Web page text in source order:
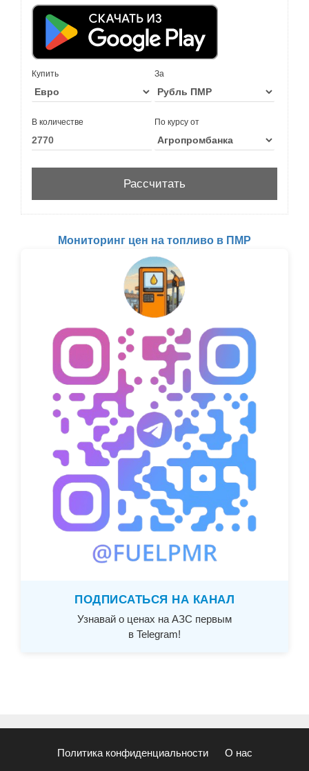
Купить За
В количестве По курсу от
Мониторинг цен на топливо в ПМР
ПОДПИСАТЬСЯ НА КАНАЛ
Узнавай о ценах на АЗС первым
в Telegram!
Политика конфиденциальности О нас